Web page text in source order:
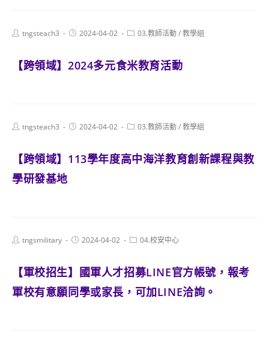
Posttngsteach3
Post2024-04-02
Post03.教師活動/教學組
【跨領域】2024多元食米教育活動
Posttngsteach3
Post2024-04-02
Post03.教師活動/教學組
【跨領域】113學年度高中海洋教育創新課程與教
學研發基地
Posttngsmilitary
Post2024-04-02
Post04.校安中心
【軍校招生】國軍人才招募LINE官方帳號，報考
軍校有意願同學或家長，可加LINE洽詢。